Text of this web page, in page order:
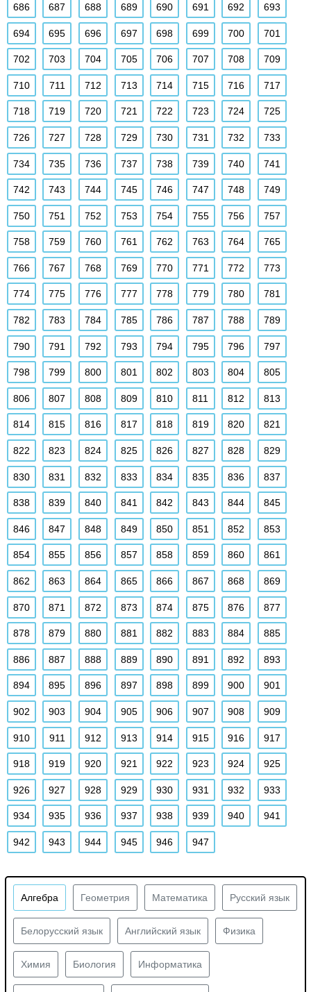
686 687 688 689 690 691 692 693
694 695 696 697 698 699 700 701
702 703 704 705 706 707 708 709
710 711 712 713 714 715 716 717
718 719 720 721 722 723 724 725
726 727 728 729 730 731 732 733
734 735 736 737 738 739 740 741
742 743 744 745 746 747 748 749
750 751 752 753 754 755 756 757
758 759 760 761 762 763 764 765
766 767 768 769 770 771 772 773
774 775 776 777 778 779 780 781
782 783 784 785 786 787 788 789
790 791 792 793 794 795 796 797
798 799 800 801 802 803 804 805
806 807 808 809 810 811 812 813
814 815 816 817 818 819 820 821
822 823 824 825 826 827 828 829
830 831 832 833 834 835 836 837
838 839 840 841 842 843 844 845
846 847 848 849 850 851 852 853
854 855 856 857 858 859 860 861
862 863 864 865 866 867 868 869
870 871 872 873 874 875 876 877
878 879 880 881 882 883 884 885
886 887 888 889 890 891 892 893
894 895 896 897 898 899 900 901
902 903 904 905 906 907 908 909
910 911 912 913 914 915 916 917
918 919 920 921 922 923 924 925
926 927 928 929 930 931 932 933
934 935 936 937 938 939 940 941
942 943 944 945 946 947
Алгебра Геометрия Математика Русский язык
Белорусский язык Английский язык Физика
Химия Биология Информатика